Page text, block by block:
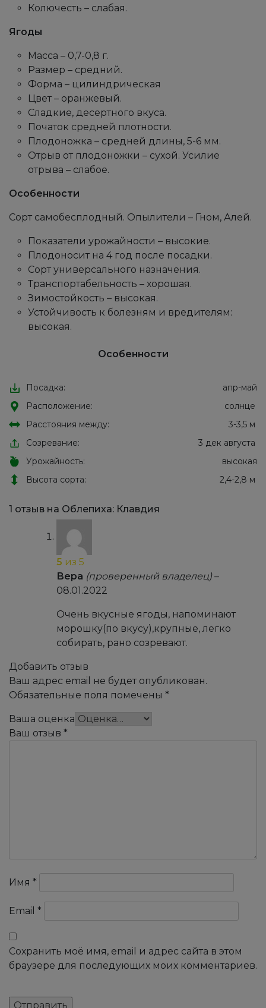
Колючесть – слабая.
Ягоды
Масса – 0,7-0,8 г.
Размер – средний.
Форма – цилиндрическая
Цвет – оранжевый.
Сладкие, десертного вкуса.
Початок средней плотности.
Плодоножка – средней длины, 5-6 мм.
Отрыв от плодоножки – сухой. Усилие
отрыва – слабое.
Особенности
Сорт самобесплодный. Опылители – Гном, Алей.
Показатели урожайности – высокие.
Плодоносит на 4 год после посадки.
Сорт универсального назначения.
Транспортабельность – хорошая.
Зимостойкость – высокая.
Устойчивость к болезням и вредителям:
высокая.
Особенности
Посадка:
апр-май
Расположение:
солнце
Расстояния между:
3-3,5 м
Созревание:
3 дек августа
Урожайность:
высокая
Высота сорта:
2,4-2,8 м
1 отзыв на Облепиха: Клавдия
5 из 5
Вера (проверенный владелец) –
08.01.2022
Очень вкусные ягоды, напоминают
морошку(по вкусу),крупные, легко
собирать, рано созревают.
Добавить отзыв
Ваш адрес email не будет опубликован.
Обязательные поля помечены *
Ваша оценка
Ваш отзыв *
Имя *
Email *
Сохранить моё имя, email и адрес сайта в этом
браузере для последующих моих комментариев.